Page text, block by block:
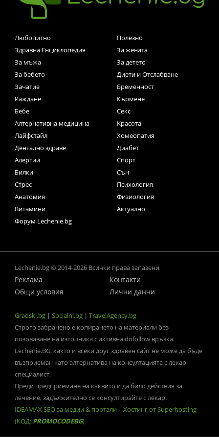
Любопитно
Полезно
Здравна Енциклопедия
За жената
За мъжа
За детето
За бебето
Диети и Отслабване
Зачатие
Бременност
Раждане
Кърмене
Бебе
Секс
Алтернативна медицина
Красота
Лайфстайл
Хомеопатия
Дентално здраве
Диабет
Алергии
Спорт
Билки
Сън
Стрес
Психология
Анатомия
Физиология
Витамини
Актуално
Форум Lechenie.bg
Lechenie.bg © 2014-2026 Всички права запазени
Реклама
Контакти
Общи условия
Лични данни
Gradski.bg | Socialni.bg | TravelAgency.bg
Строго забранено е копирането на материали без
позоваване на източника с активна dofollow връзка.
Lechenie.BG, както и всеки друг здравен сайт не може да бъде
възприеман като алтернатива на консултацията с лекар-
специалист.
Преди предприемане на каквито и да било действия за
лечение, задължително се консултирайте с лекар.
IDEAMAX SEO за медии & портали | Хостинг от Superhosting
(КОД: PROMOCODEBG)